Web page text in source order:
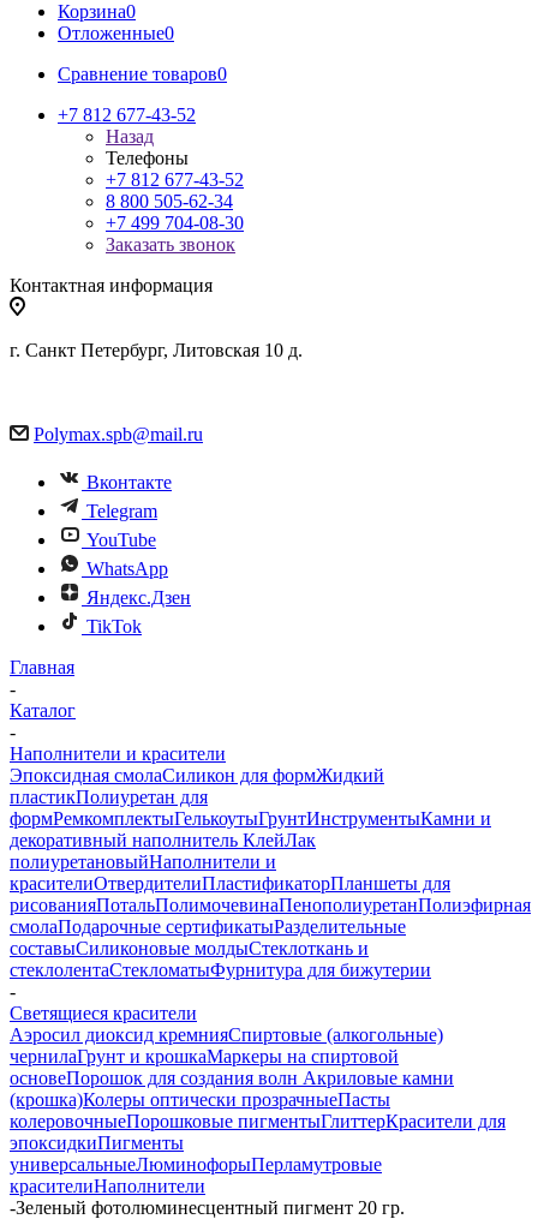
Корзина0
Отложенные0
Сравнение товаров0
+7 812 677-43-52
Назад
Телефоны
+7 812 677-43-52
8 800 505-62-34
+7 499 704-08-30
Заказать звонок
Контактная информация
г. Санкт Петербург, Литовская 10 д.
Polymax.spb@mail.ru
Вконтакте
Telegram
YouTube
WhatsApp
Яндекс.Дзен
TikTok
Главная
-
Каталог
-
Наполнители и красители
Эпоксидная смолаСиликон для формЖидкий
пластикПолиуретан для
формРемкомплектыГелькоутыГрунтИнструментыКамни и
декоративный наполнитель КлейЛак
полиуретановыйНаполнители и
красителиОтвердителиПластификаторПланшеты для
рисованияПотальПолимочевинаПенополиуретанПолиэфирная
смолаПодарочные сертификатыРазделительные
составыСиликоновые молдыСтеклоткань и
стеклолентаСтекломатыФурнитура для бижутерии
-
Светящиеся красители
Аэросил диоксид кремнияСпиртовые (алкогольные)
чернилаГрунт и крошкаМаркеры на спиртовой
основеПорошок для создания волн Акриловые камни
(крошка)Колеры оптически прозрачныеПасты
колеровочныеПорошковые пигментыГлиттерКрасители для
эпоксидкиПигменты
универсальныеЛюминофорыПерламутровые
красителиНаполнители
-Зеленый фотолюминесцентный пигмент 20 гр.